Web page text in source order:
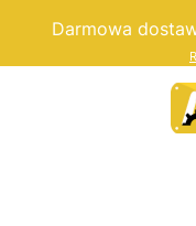
Darmowa